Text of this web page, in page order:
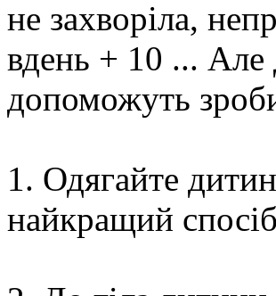
не захворіла,
вдень + 10 ... Але
допоможуть
1. Одягайте
найкращий